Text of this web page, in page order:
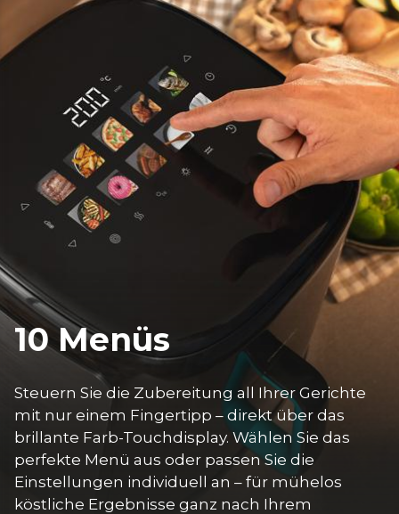
10 Menüs
Steuern Sie die Zubereitung all Ihrer Gerichte
mit nur einem Fingertipp – direkt über das
brillante Farb-Touchdisplay. Wählen Sie das
perfekte Menü aus oder passen Sie die
Einstellungen individuell an – für mühelos
köstliche Ergebnisse ganz nach Ihrem